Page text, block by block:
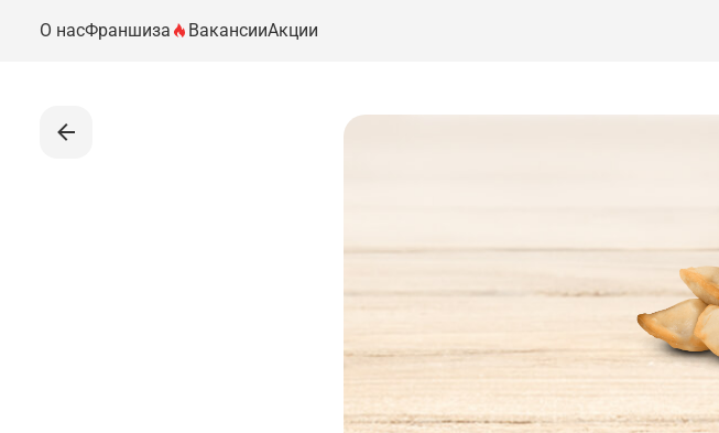
О насФраншиза ВакансииАкции